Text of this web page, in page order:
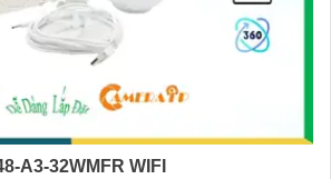
A3-32WMFR WIFI